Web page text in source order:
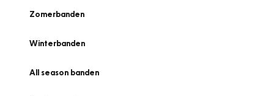
Zomerbanden
Winterbanden
All season banden